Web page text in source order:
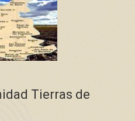
Tierras de